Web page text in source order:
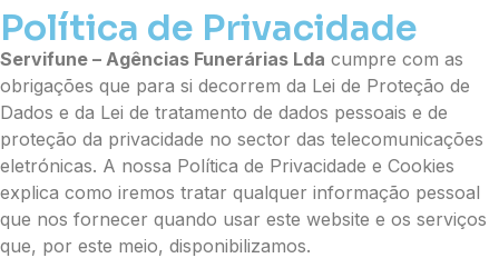
Opção 6 (€50)
Opção 7 (€55)
Opção 8 (€60)
Opção 9 (€65)
Palma:
Pequena (€85)
Média (€100)
Grande (€115)
Política de Privacidade
Servifune – Agências Funerárias Lda cumpre com as
obrigações que para si decorrem da Lei de Proteção de
Dados e da Lei de tratamento de dados pessoais e de
proteção da privacidade no sector das telecomunicações
eletrónicas. A nossa Política de Privacidade e Cookies
explica como iremos tratar qualquer informação pessoal
que nos fornecer quando usar este website e os serviços
que, por este meio, disponibilizamos.